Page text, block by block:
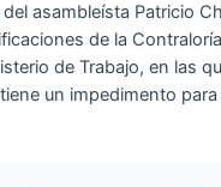
asambleísta Patricio
de la
de Trabajo, en las
un impedimento